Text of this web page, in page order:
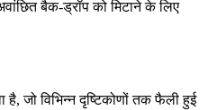
बैक-ड्रॉप को मिटाने के लिए
है, जो विभिन्न दृष्टिकोणों तक फैली हुई